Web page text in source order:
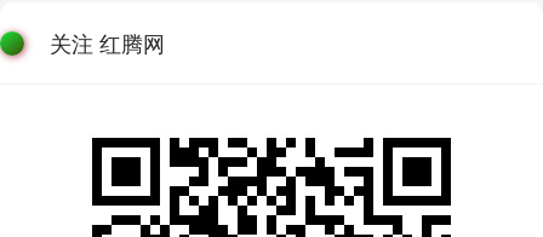
关注 红腾网